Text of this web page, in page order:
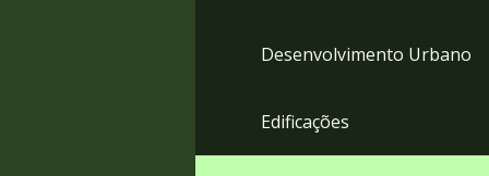
Desenvolvimento Urbano
Edificações